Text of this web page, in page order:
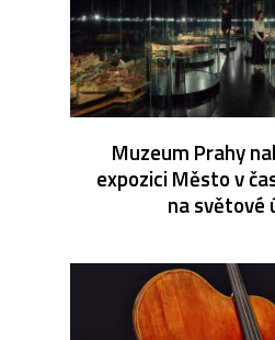
Muzeum Prahy
expozici Město v
na světové